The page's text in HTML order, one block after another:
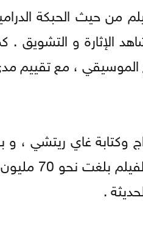
من حيث الحبكة
الإثارة و التشويق
الموسيقي ، مع تقييم
وكتابة غاي ريتشي ،
كافيل و جيك جيلنهال و إيزا
.